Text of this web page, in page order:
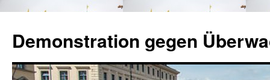
springen
Demonstration gegen